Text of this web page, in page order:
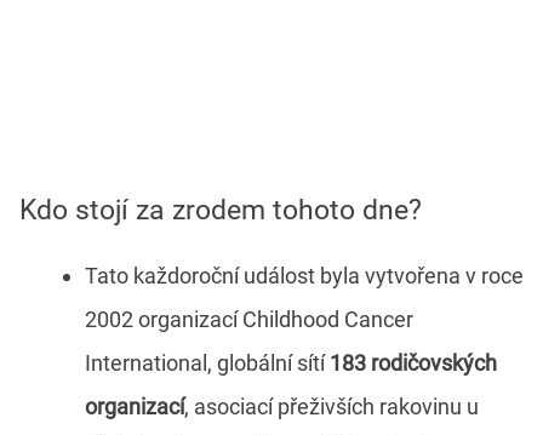
Kdo stojí za zrodem tohoto dne?
Tato každoroční událost byla vytvořena v roce
2002 organizací Childhood Cancer
International, globální sítí183 rodičovských
organizací, asociací přeživších rakovinu u